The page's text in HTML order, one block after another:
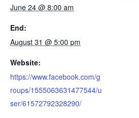
June 24 @ 8:00 am
End:
August 31 @ 5:00 pm
Website:
https://www.facebook.com/g
roups/1555063631477544/u
ser/61572792328290/